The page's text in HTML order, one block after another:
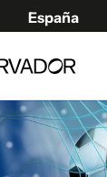
España